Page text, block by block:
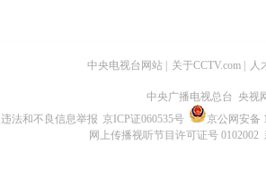
中央电视台网站 关于CCTV.com 人
中央广播电视总台 央视
违法和不良信息举报 京ICP证060535号
京公网安备
网上传播视听节目许可证号 0102002